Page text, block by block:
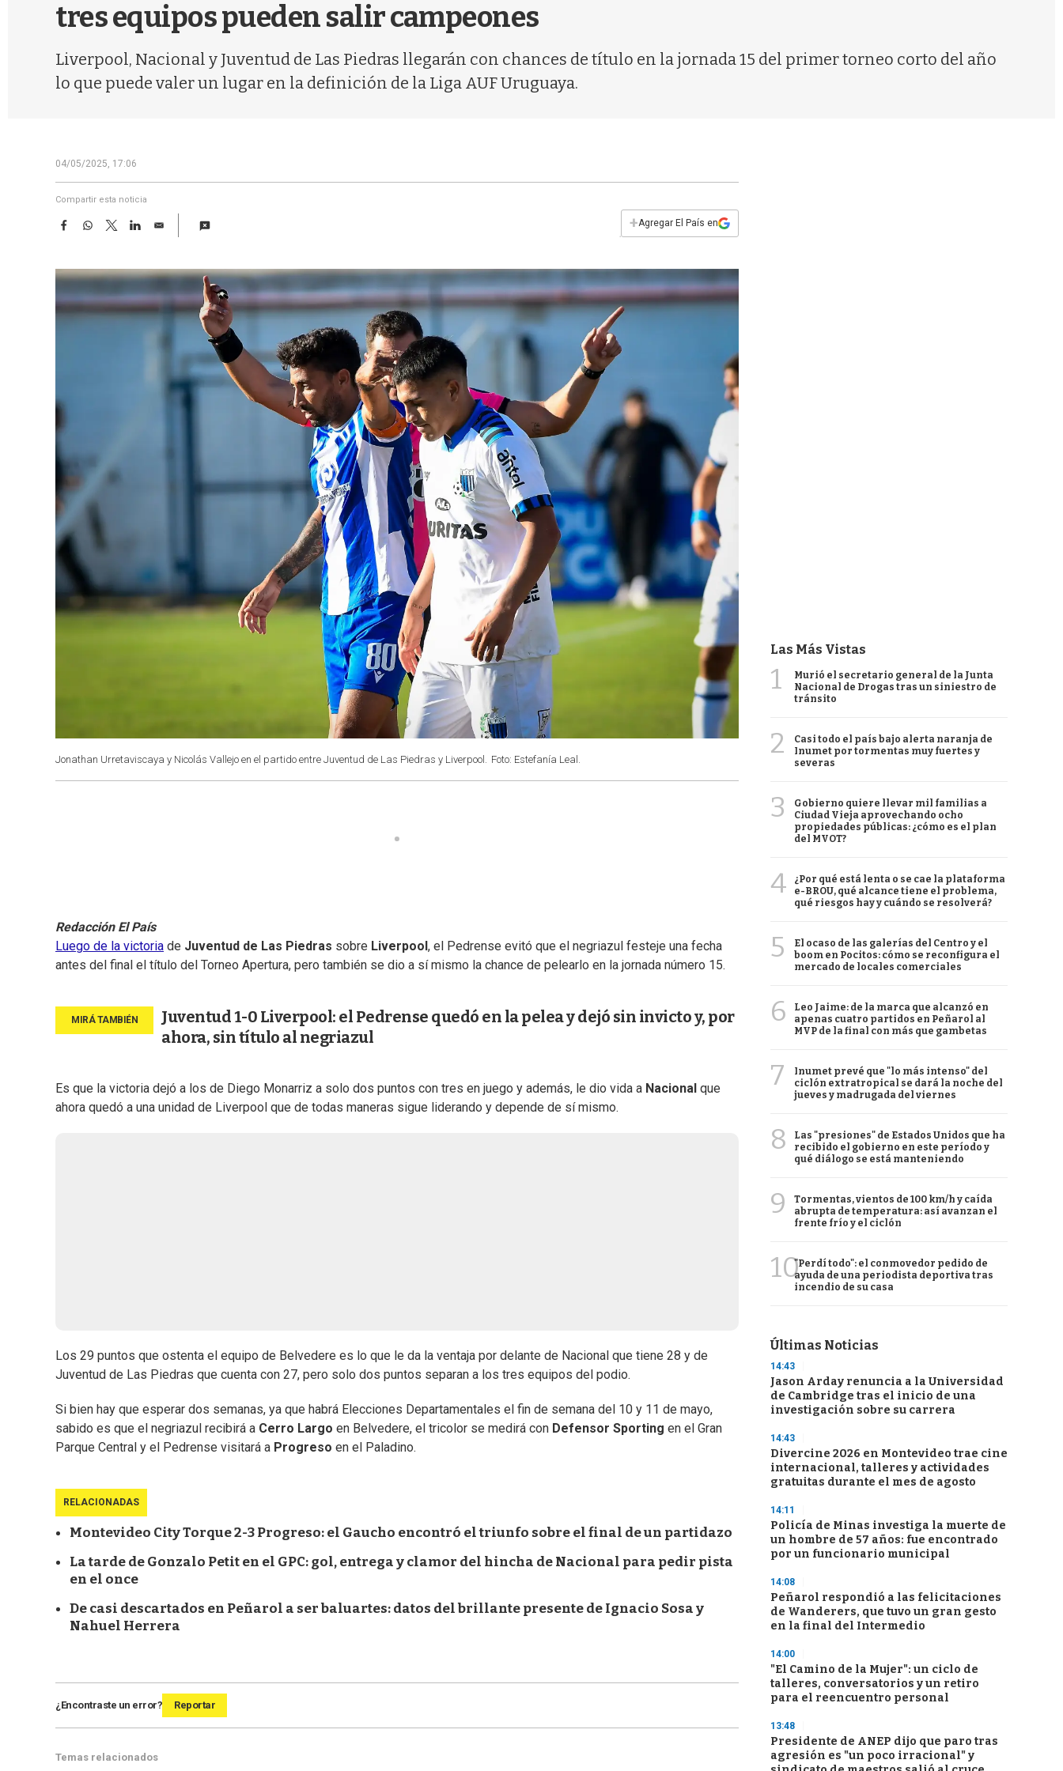
tres equipos pueden salir campeones
Liverpool, Nacional y Juventud de Las Piedras llegarán con chances de título en la jornada 15 del primer torneo corto del año
lo que puede valer un lugar en la definición de la Liga AUF Uruguaya.
04/05/2025, 17:06
Compartir esta noticia
F
e
b
o
o
W
t
s
A
p
T
w
t
t
e
r
L
k
e
d
I
E
i
l
+Agregar El País en
Jonathan Urretaviscaya y Nicolás Vallejo en el partido entre Juventud de Las Piedras y Liverpool. Foto: Estefanía Leal.
Redacción El País
Luego de la victoria de Juventud de Las Piedras sobre Liverpool , el Pedrense evitó que el negriazul festeje una fecha
antes del final el título del Torneo Apertura, pero también se dio a sí mismo la chance de pelearlo en la jornada número 15.
Juventud 1-0 Liverpool: el Pedrense quedó en la pelea y dejó sin invicto y, por
ahora, sin título al negriazul
Es que la victoria dejó a los de Diego Monarriz a solo dos puntos con tres en juego y además, le dio vida a Nacional que
ahora quedó a una unidad de Liverpool que de todas maneras sigue liderando y depende de sí mismo.
Los 29 puntos que ostenta el equipo de Belvedere es lo que le da la ventaja por delante de Nacional que tiene 28 y de
Juventud de Las Piedras que cuenta con 27, pero solo dos puntos separan a los tres equipos del podio.
Si bien hay que esperar dos semanas, ya que habrá Elecciones Departamentales el fin de semana del 10 y 11 de mayo,
sabido es que el negriazul recibirá a Cerro Largo en Belvedere, el tricolor se medirá con Defensor Sporting en el Gran
Parque Central y el Pedrense visitará a Progreso en el Paladino.
RELACIONADAS
Montevideo City Torque 2-3 Progreso: el Gaucho encontró el triunfo sobre el final de un partidazo
La tarde de Gonzalo Petit en el GPC: gol, entrega y clamor del hincha de Nacional para pedir pista
en el once
De casi descartados en Peñarol a ser baluartes: datos del brillante presente de Ignacio Sosa y
Nahuel Herrera
¿Encontraste un error? Reportar
Temas relacionados
Las Más Vistas
1
Murió el secretario general de la Junta
Nacional de Drogas tras un siniestro de
tránsito
2
Casi todo el país bajo alerta naranja de
Inumet por tormentas muy fuertes y
severas
3
Gobierno quiere llevar mil familias a
Ciudad Vieja aprovechando ocho
propiedades públicas: ¿cómo es el plan
del MVOT?
4
¿Por qué está lenta o se cae la plataforma
e-BROU, qué alcance tiene el problema,
qué riesgos hay y cuándo se resolverá?
5
El ocaso de las galerías del Centro y el
boom en Pocitos: cómo se reconfigura el
mercado de locales comerciales
6
Leo Jaime: de la marca que alcanzó en
apenas cuatro partidos en Peñarol al
MVP de la final con más que gambetas
7
Inumet prevé que "lo más intenso" del
ciclón extratropical se dará la noche del
jueves y madrugada del viernes
8
Las "presiones" de Estados Unidos que ha
recibido el gobierno en este período y
qué diálogo se está manteniendo
9
Tormentas, vientos de 100 km/h y caída
abrupta de temperatura: así avanzan el
frente frío y el ciclón
10"Perdí todo": el conmovedor pedido de
ayuda de una periodista deportiva tras
incendio de su casa
Últimas Noticias
14:43
Jason Arday renuncia a la Universidad
de Cambridge tras el inicio de una
investigación sobre su carrera
14:43
Divercine 2026 en Montevideo trae cine
internacional, talleres y actividades
gratuitas durante el mes de agosto
14:11
Policía de Minas investiga la muerte de
un hombre de 57 años: fue encontrado
por un funcionario municipal
14:08
Peñarol respondió a las felicitaciones
de Wanderers, que tuvo un gran gesto
en la final del Intermedio
14:00
"El Camino de la Mujer": un ciclo de
talleres, conversatorios y un retiro
para el reencuentro personal
13:48
Presidente de ANEP dijo que paro tras
agresión es "un poco irracional" y